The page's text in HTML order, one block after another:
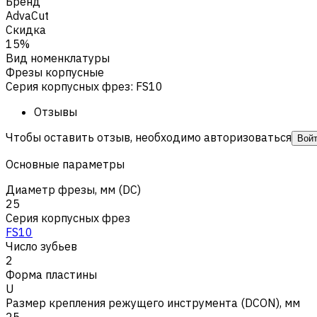
AdvaCut
Скидка
15%
Вид номенклатуры
Фрезы корпусные
Серия корпусных фрез: FS10
Отзывы
Чтобы оставить отзыв, необходимо авторизоваться
Основные параметры
Диаметр фрезы, мм (DC)
25
Серия корпусных фрез
FS10
Число зубьев
2
Форма пластины
U
Размер крепления режущего инструмента (DCON), мм